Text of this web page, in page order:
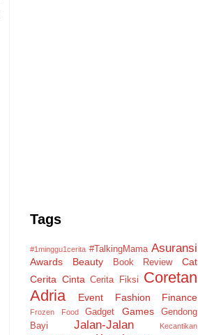
Tags
#1minggu1cerita #TalkingMama Asuransi
Awards Beauty Book Review
Cat
Cerita Cinta Cerita Fiksi
Coretan
Adria
Event Fashion Finance
Frozen Food Gadget Games
Gendong
Bayi
Jalan-Jalan Kecantikan